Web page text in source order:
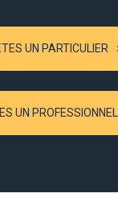
UN PARTICULIER
UN PROFESSIONNEL